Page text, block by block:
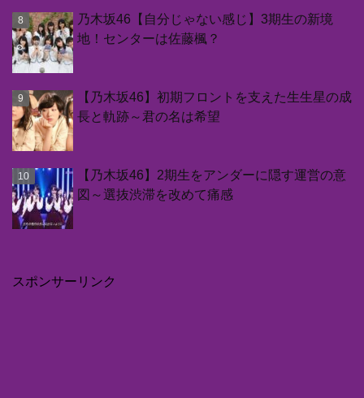
乃木坂46【自分じゃない感じ】3期生の新境
地！センターは佐藤楓？
【乃木坂46】初期フロントを支えた生生星の成
長と軌跡～君の名は希望
【乃木坂46】2期生をアンダーに隠す運営の意
図～選抜渋滞を改めて痛感
スポンサーリンク